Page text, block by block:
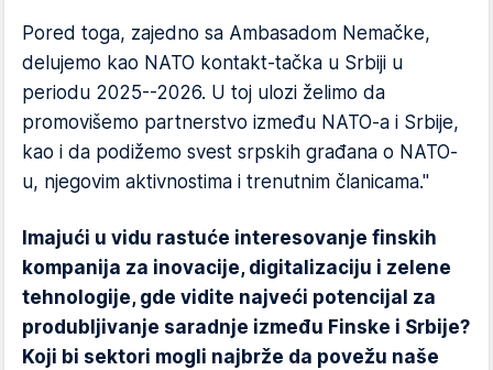
Pored toga, zajedno sa Ambasadom Nemačke,
delujemo kao NATO kontakt-tačka u Srbiji u
periodu 2025--2026. U toj ulozi želimo da
promovišemo partnerstvo između NATO-a i Srbije,
kao i da podižemo svest srpskih građana o NATO-
u, njegovim aktivnostima i trenutnim članicama."
Imajući u vidu rastuće interesovanje finskih
kompanija za inovacije, digitalizaciju i zelene
tehnologije, gde vidite najveći potencijal za
produbljivanje saradnje između Finske i Srbije?
Koji bi sektori mogli najbrže da povežu naše